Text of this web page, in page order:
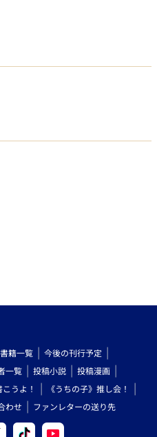
書籍一覧
今後の刊行予定
一覧 投稿小説
投稿漫画
うよ！
《うちの子》推し会！
わせ ファンレターの送り先